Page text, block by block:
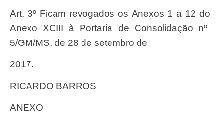
Art. 3º Ficam revogados os Anexos 1 a 12 do
Anexo XCIIIà Portaria de Consolidação nº
5/GM/MS, de 28 de setembro de
2017.
RICARDO BARROS
ANEXO